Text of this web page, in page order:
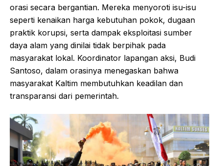
orasi secara bergantian. Mereka menyoroti isu-isu
seperti kenaikan harga kebutuhan pokok, dugaan
praktik korupsi, serta dampak eksploitasi sumber
daya alam yang dinilai tidak berpihak pada
masyarakat lokal. Koordinator lapangan aksi, Budi
Santoso, dalam orasinya menegaskan bahwa
masyarakat Kaltim membutuhkan keadilan dan
transparansi dari pemerintah.